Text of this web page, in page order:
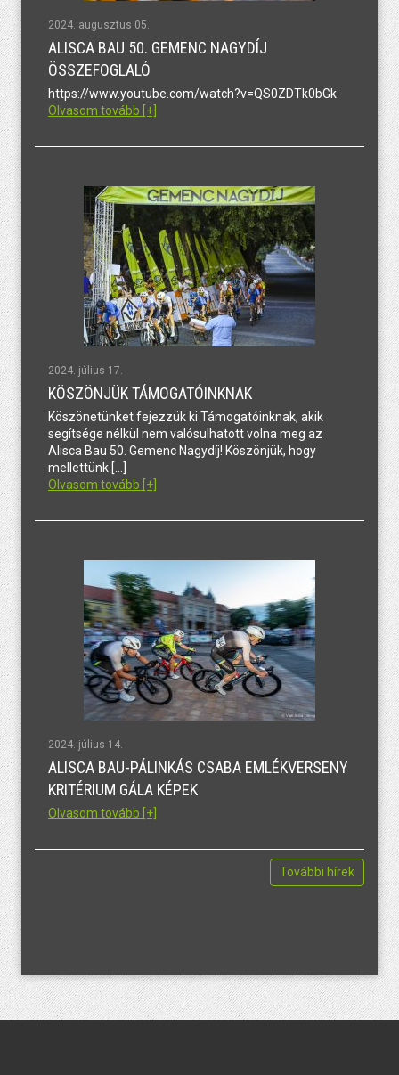
2024. augusztus 05.
ALISCA BAU 50. GEMENC NAGYDÍJ
ÖSSZEFOGLALÓ
https://www.youtube.com/watch?v=QS0ZDTk0bGk
Olvasom tovább [+]
2024. július 17.
KÖSZÖNJÜK TÁMOGATÓINKNAK
Köszönetünket fejezzük ki Támogatóinknak, akik
segítsége nélkül nem valósulhatott volna meg az
Alisca Bau 50. Gemenc Nagydíj! Köszönjük, hogy
mellettünk […]
Olvasom tovább [+]
2024. július 14.
ALISCA BAU-PÁLINKÁS CSABA EMLÉKVERSENY
KRITÉRIUM GÁLA KÉPEK
Olvasom tovább [+]
További hírek